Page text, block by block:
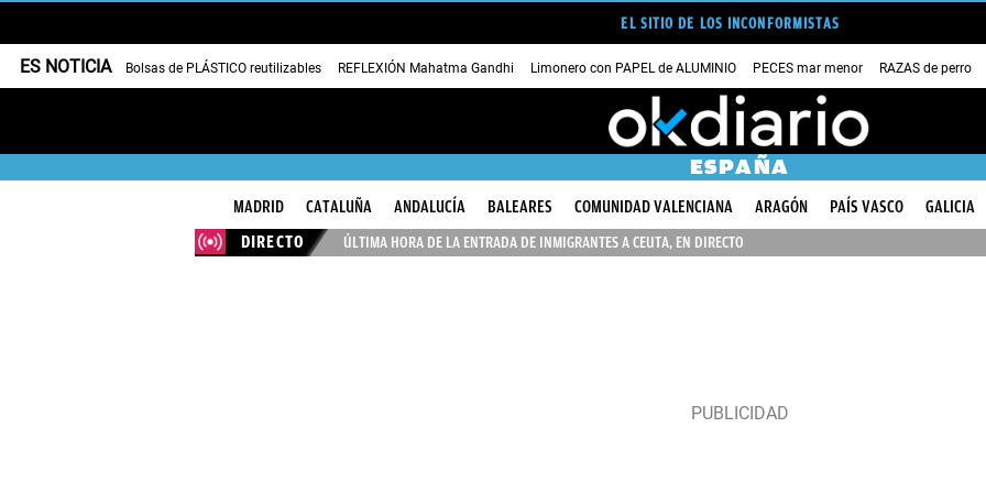
EL SITIO DE LOS INCONFORMISTAS
ES NOTICIA Bolsas de PLÁSTICO reutilizables REFLEXIÓN Mahatma Gandhi Limonero con PAPEL de ALUMINIO PECES mar menor RAZAS de perro
ESPAÑA
MADRID CATALUÑA ANDALUCÍA BALEARES COMUNIDAD VALENCIANA ARAGÓN PAÍS VASCO GALICIA
DIRECTO
ÚLTIMA HORA DE LA ENTRADA DE INMIGRANTES A CEUTA, EN DIRECTO